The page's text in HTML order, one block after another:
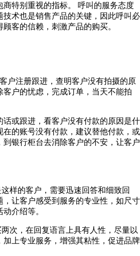
商特别重视的指标。 呼叫的服务态度
技术也是销售产品的关键，因此呼叫必
客的信赖，刺激产品的购买。
注册跟进，查明客户没有拍摄的原
客户的忧虑，完成订单，当天不能拍
或跟进，看客户没有付款的原因是什
在的账号没有付款，建议替他付款，或
银行柜台去消除客户的不安，让客户
的客户，需要迅速回答和细致回
，让客户感受到服务的专业性，如尺寸
介绍等。
，在回复语言上具有人性，尽量以
加上专业服务，增强其粘性，促进品牌